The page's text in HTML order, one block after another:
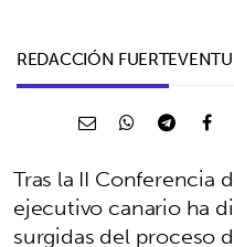
REDACCIÓN
Tras la II Conferencia
ejecutivo canario ha
surgidas del proceso